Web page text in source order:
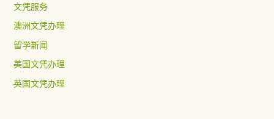
文凭服务
澳洲文凭办理
留学新闻
美国文凭办理
英国文凭办理